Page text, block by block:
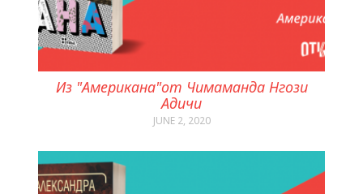
Из "Американа"от Чимаманда Нгози
Адичи
JUNE 2, 2020